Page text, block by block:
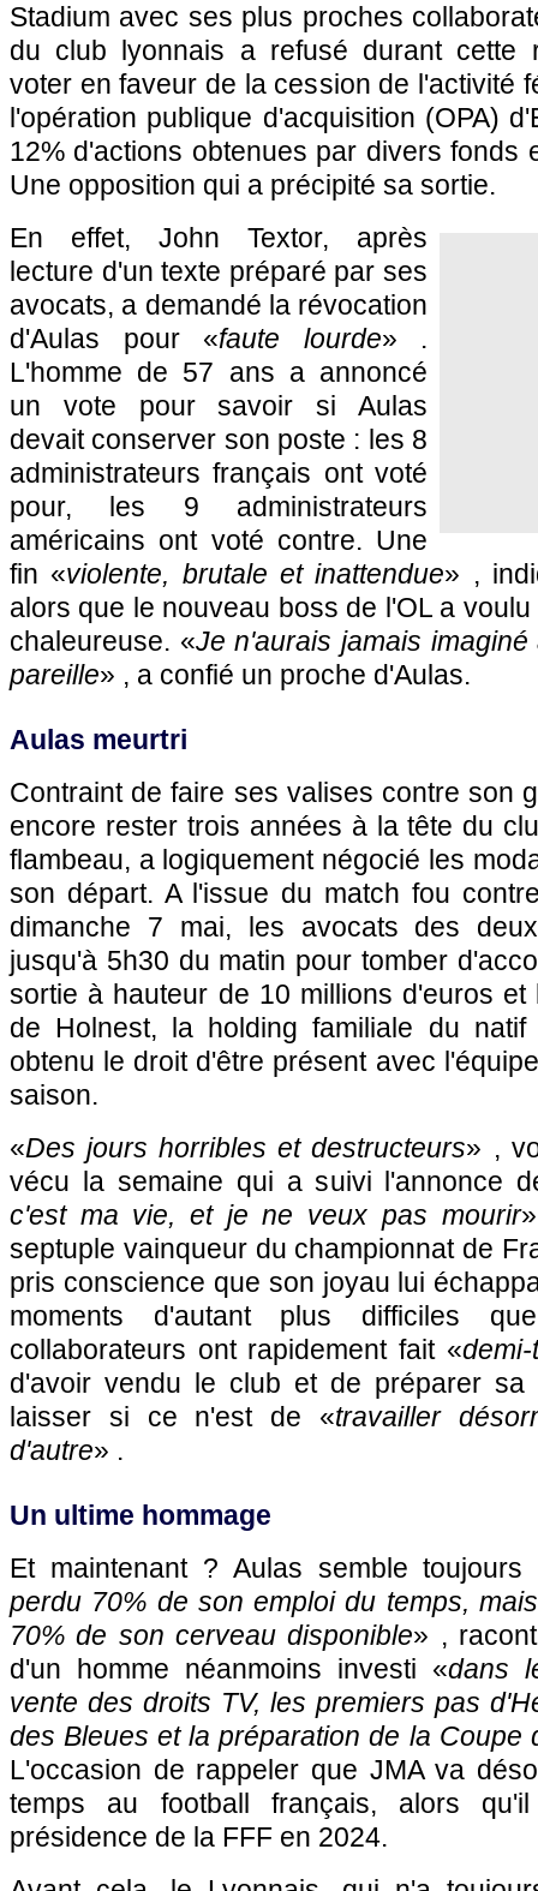
Stadium avec ses plus proches
du club lyonnais a refusé durant cette
voter en faveur de la cession de l'activité
l'opération publique d'acquisition (OPA)
12% d'actions obtenues par divers fonds
Une opposition qui a précipité sa sortie.
En effet, John Textor, après
lecture d'un texte préparé par ses
avocats, a demandé la révocation
d'Aulas pour «faute lourde» .
L'homme de 57 ans a annoncé
un vote pour savoir si Aulas
devait conserver son poste : les 8
administrateurs français ont voté
pour, les 9 administrateurs
américains ont voté contre. Une
fin «violente, brutale et inattendue» ,
alors que le nouveau boss de l'OL a
chaleureuse. «Je n'aurais jamais
pareille» , a confié un proche d'Aulas.
Aulas meurtri
Contraint de faire ses valises contre son
encore rester trois années à la tête du
flambeau, a logiquement négocié les
son départ. A l'issue du match fou
dimanche 7 mai, les avocats des
jusqu'à 5h30 du matin pour tomber
sortie à hauteur de 10 millions d'euros
de Holnest, la holding familiale du
obtenu le droit d'être présent avec
saison.
«Des jours horribles et destructeurs» ,
vécu la semaine qui a suivi l'annonce
c'est ma vie, et je ne veux pas mourir
septuple vainqueur du championnat de
pris conscience que son joyau lui
moments d'autant plus difficiles
collaborateurs ont rapidement fait «
d'avoir vendu le club et de préparer
laisser si ce n'est de «travailler
d'autre» .
Un ultime hommage
Et maintenant ? Aulas semble
perdu 70% de son emploi du temps,
70% de son cerveau disponible» ,
d'un homme néanmoins investi «dans
vente des droits TV, les premiers pas
des Bleues et la préparation de la Coupe
L'occasion de rappeler que JMA va
temps au football français, alors
présidence de la FFF en 2024.